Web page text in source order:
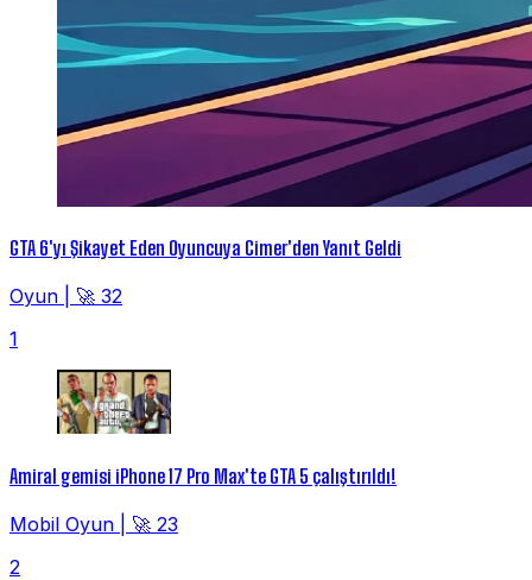
GTA 6'yı Şikayet Eden Oyuncuya Cimer'den Yanıt Geldi
Oyun
🚀 32
1
Amiral gemisi iPhone 17 Pro Max'te GTA 5 çalıştırıldı!
Mobil Oyun
🚀 23
2